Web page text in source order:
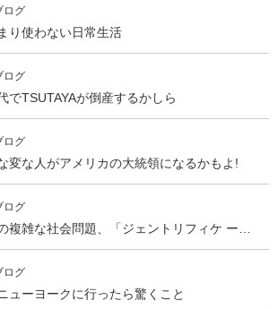
ログ
り使わない日常生活
ログ
でTSUTAYAが倒産するかしら
ログ
変な人がアメリカの大統領になるかもよ!
ログ
ログ
ューヨークに行ったら驚くこと